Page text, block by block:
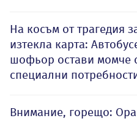
На косъм от трагедия
изтекла карта:
шофьор остави момче
специални
Внимание, горещо: